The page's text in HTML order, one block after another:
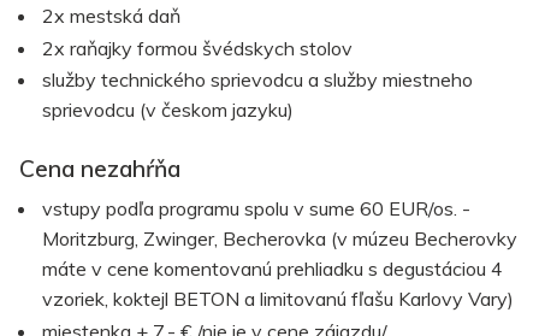
2x mestská daň
2x raňajky formou švédskych stolov
služby technického sprievodcu a služby miestneho
sprievodcu (v českom jazyku)
Cena nezahŕňa
vstupy podľa programu spolu v sume 60 EUR/os. -
Moritzburg, Zwinger, Becherovka (v múzeu Becherovky
máte v cene komentovanú prehliadku s degustáciou 4
vzoriek, koktejl BETON a limitovanú fľašu Karlovy Vary)
miestenka + 7,- € /nie je v cene zájazdu/